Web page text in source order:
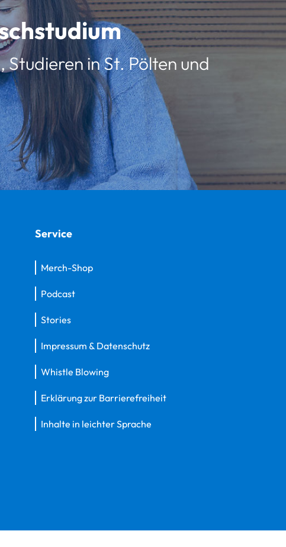
in St. Pölten und
Service
Merch-Shop
Podcast
Stories
Impressum & Datenschutz
Whistle Blowing
Erklärung zur Barrierefreiheit
Inhalte in leichter Sprache